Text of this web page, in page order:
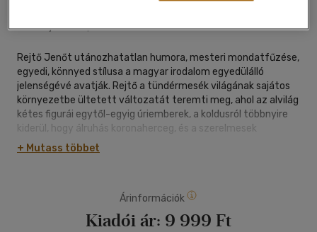
keménytáblás|798 oldal
Rejtő Jenőt utánozhatatlan humora, mesteri mondatfűzése,
egyedi, könnyed stílusa a magyar irodalom egyedülálló
jelenségévé avatják. Rejtő a tündérmesék világának sajátos
környezetbe ültetett változatát teremti meg, ahol az alvilág
kétes figurái egytől-egyig úriemberek, a koldusról többnyire
kiderül, hogy álruhás koronaherceg, és a szerelmesek
egymásra találnak. A hat kötettel Rejtő Jenő műveinek eddigi
legteljesebb, bővített gyűjteményét nyújtjuk át az
+ Mutass többet
Árinformációk
Kiadói ár: 9 999 Ft